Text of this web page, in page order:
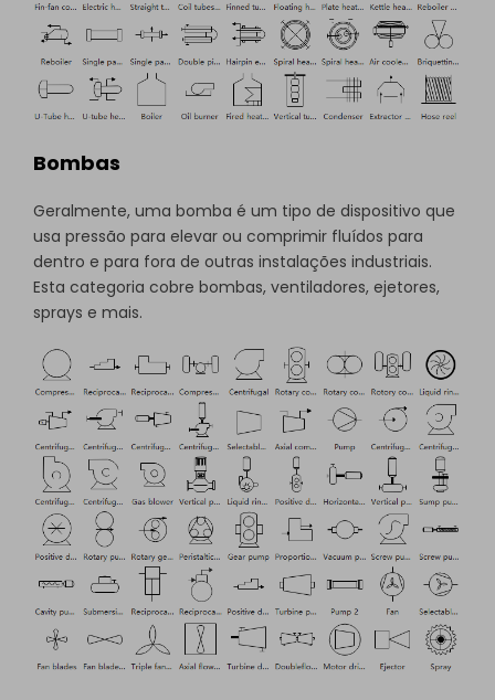
Bombas
Geralmente, uma bomba é um tipo de dispositivo que
usa pressão para elevar ou comprimir fluídos para
dentro e para fora de outras instalações industriais.
Esta categoria cobre bombas, ventiladores, ejetores,
sprays e mais.